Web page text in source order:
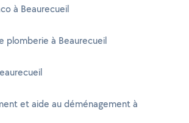
à Beaurecueil
plomberie à Beaurecueil
et aide au déménagement à